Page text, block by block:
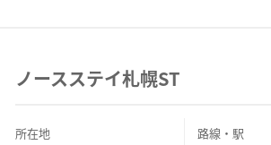
ノースステイ札幌ST
所在地
路線・駅